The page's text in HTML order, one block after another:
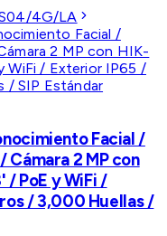
4G/LA
Facial /
Cámara 2 MP con
/ PoE y WiFi /
/ 3,000 Huellas /